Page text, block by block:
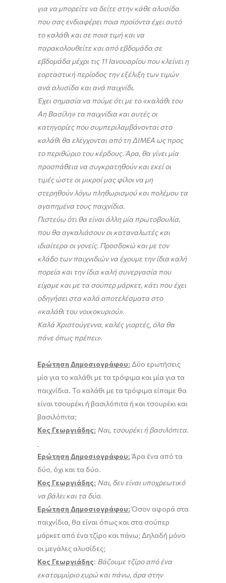
για να μπορείτε να δείτε στην κάθε αλυσίδα
που σας ενδιαφέρει ποια προϊόντα έχει αυτό
το καλάθι και σε ποια τιμή και να
παρακολουθείτε και από εβδομάδα σε
εβδομάδα μέχρι τις 11 Ιανουαρίου που κλείνει η
εορταστική περίοδος την εξέλιξη των τιμών
ανά αλυσίδα και ανά παιχνίδι.
Έχει σημασία να πούμε ότι με το «καλάθι του
Αη Βασίλη» τα παιχνίδια και αυτές οι
κατηγορίες που συμπεριλαμβάνονται στο
καλάθι θα ελέγχονται από τη ΔΙΜΕΑ ως προς
το περιθώριο του κέρδους. Άρα, θα γίνει μία
προσπάθεια να συγκρατηθούν και εκεί οι
τιμές ώστε οι μικροί μας φίλοι να μη
στερηθούν λόγω πληθωρισμού και πολέμου τα
αγαπημένα τους παιχνίδια.
Πιστεύω ότι θα είναι άλλη μία πρωτοβουλία,
που θα αγκαλιάσουν οι καταναλωτές και
ιδιαίτερα οι γονείς. Προσδοκώ και με τον
κλάδο των παιχνιδιών να έχουμε την ίδια καλή
πορεία και την ίδια καλή συνεργασία που
είχαμε και με τα σούπερ μάρκετ, κάτι που έχει
οδηγήσει στα καλά αποτελέσματα στο
«καλάθι του νοικοκυριού».
Καλά Χριστούγεννα, καλές γιορτές, όλα θα
πάνε όπως πρέπει».
Ερώτηση Δημοσιογράφου: Δύο ερωτήσεις
μία για το καλάθι με τα τρόφιμα και μία για τα
παιχνίδια. Το καλάθι με τα τρόφιμα είπαμε θα
είναι τσουρέκι ή βασιλόπιτα ή και τσουρέκι και
βασιλόπιτα;
Κος Γεωργιάδης: Ναι, τσουρέκι ή βασιλόπιτα.
Ερώτηση Δημοσιογράφου: Άρα ένα από τα
δύο, όχι και τα δύο.
Κος Γεωργιάδης: Ναι, δεν είναι υποχρεωτικό
να βάλει και τα δύο.
Ερώτηση Δημοσιογράφου:Όσον αφορά στα
παιχνίδια, θα είναι όπως και στα σούπερ
μάρκετ από ένα τζίρο και πάνω; Δηλαδή μόνο
οι μεγάλες αλυσίδες;
Κος Γεωργιάδης: Βάζουμε τζίρο από ένα
εκατομμύριο ευρώ και πάνω, άρα στην